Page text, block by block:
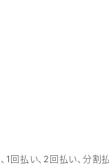
払い、2回払い、分割